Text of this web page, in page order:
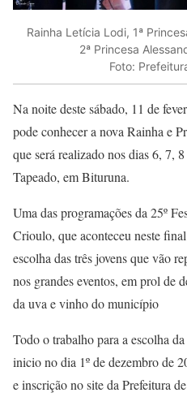
Rainha Letícia Lodi, 1ª
2ª Princesa
Foto:
Na noite deste sábado, 11 de
pode conhecer a nova Rainha e
que será realizado nos dias 6, 7,
Tapeado, em Bituruna.
Uma das programações da 25º
Crioulo, que aconteceu neste
escolha das três jovens que vão
nos grandes eventos, em prol de
da uva e vinho do município
Todo o trabalho para a escolha
inicio no dia 1º de dezembro de
e inscrição no site da Prefeitura